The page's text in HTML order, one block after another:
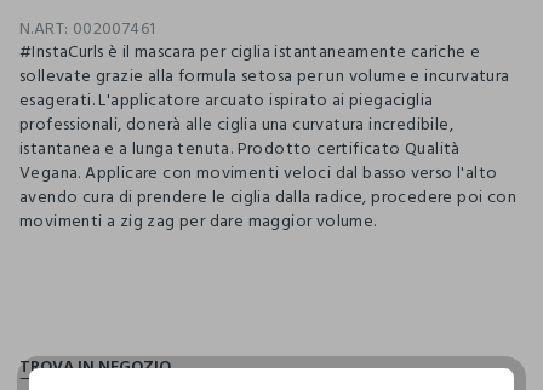
N.ART: 002007461
#InstaCurls è il mascara per ciglia istantaneamente cariche e
sollevate grazie alla formula setosa per un volume e incurvatura
esagerati. L'applicatore arcuato ispirato ai piegaciglia
professionali, donerà alle ciglia una curvatura incredibile,
istantanea e a lunga tenuta. Prodotto certificato Qualità
Vegana. Applicare con movimenti veloci dal basso verso l'alto
avendo cura di prendere le ciglia dalla radice, procedere poi con
movimenti a zig zag per dare maggior volume.